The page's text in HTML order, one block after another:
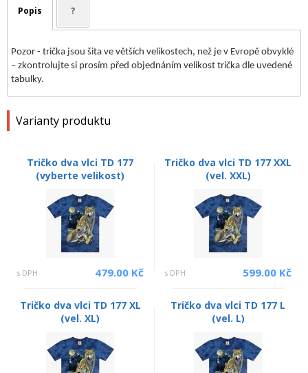
Popis ?
Pozor - trička jsou šita ve větších velikostech, než je v Evropě obvyklé
– zkontrolujte si prosím před objednáním velikost trička dle uvedené
tabulky.
Varianty produktu
Tričko dva vlci TD 177
(vyberte velikost)
s DPH 479.00 Kč
Tričko dva vlci TD 177 XXL
(vel. XXL)
s DPH 599.00 Kč
Tričko dva vlci TD 177 XL
(vel. XL)
Tričko dva vlci TD 177 L
(vel. L)